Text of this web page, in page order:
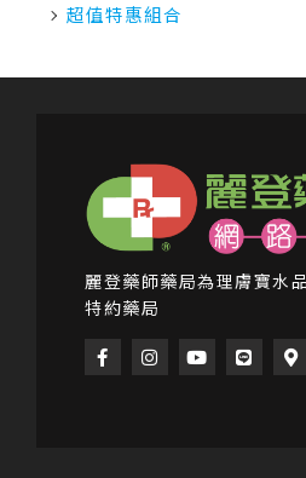
超值特惠組合
麗登藥師藥局為理膚寶水
特約藥局
F
a
c
I
n
s
Y
o
u
L
i
n
M
a
p